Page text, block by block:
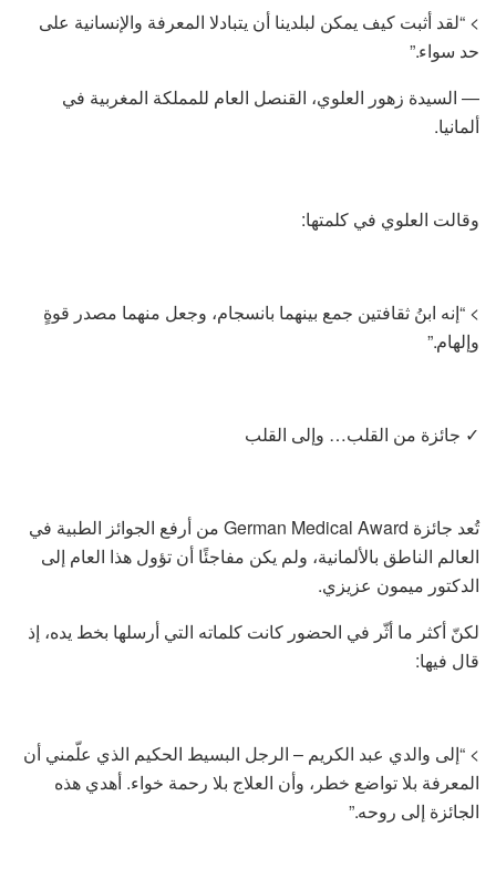
> “لقد أثبت كيف يمكن لبلدينا أن يتبادلا المعرفة والإنسانية على
حد سواء.”
— السيدة زهور العلوي، القنصل العام للمملكة المغربية في
ألمانيا.
وقالت العلوي في كلمتها:
> “إنه ابنُ ثقافتين جمع بينهما بانسجام، وجعل منهما مصدر قوةٍ
وإلهام.”
✓ جائزة من القلب… وإلى القلب
تُعد جائزة German Medical Award من أرفع الجوائز الطبية في
العالم الناطق بالألمانية، ولم يكن مفاجئًا أن تؤول هذا العام إلى
الدكتور ميمون عزيزي.
لكنّ أكثر ما أثّر في الحضور كانت كلماته التي أرسلها بخط يده، إذ
قال فيها:
> “إلى والدي عبد الكريم – الرجل البسيط الحكيم الذي علّمني أن
المعرفة بلا تواضع خطر، وأن العلاج بلا رحمة خواء. أهدي هذه
الجائزة إلى روحه.”